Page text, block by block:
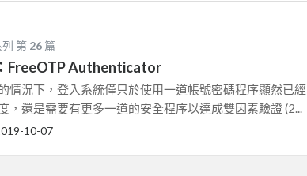
列 第 26 篇
FreeOTP Authenticator
情況下，登入系統僅只於使用一道帳號密碼程序顯然已經
，還是需要有更多一道的安全程序以達成雙因素驗證 (2...
10-07